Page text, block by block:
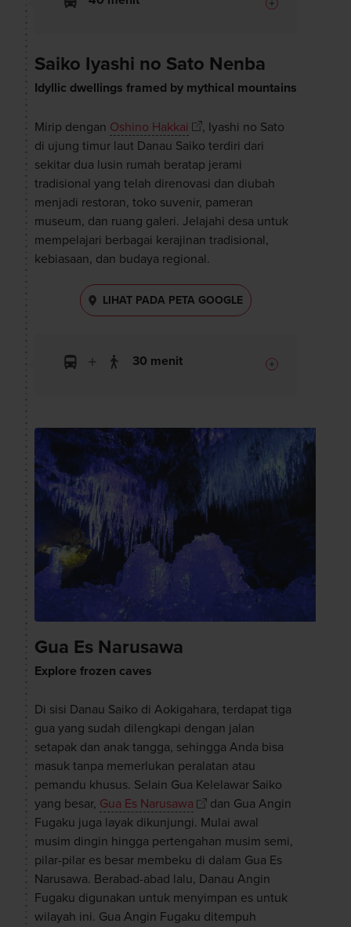
Saiko Iyashi no Sato Nenba
Idyllic dwellings framed by mythical mountains
Mirip dengan Oshino Hakkai
, Iyashi no Sato
di ujung timur laut Danau Saiko terdiri dari
sekitar dua lusin rumah beratap jerami
tradisional yang telah direnovasi dan diubah
menjadi restoran, toko suvenir, pameran
museum, dan ruang galeri. Jelajahi desa untuk
mempelajari berbagai kerajinan tradisional,
kebiasaan, dan budaya regional.
LIHAT PADA PETA GOOGLE
30 menit
Gua Es Narusawa
Explore frozen caves
Di sisi Danau Saiko di Aokigahara, terdapat tiga
gua yang sudah dilengkapi dengan jalan
setapak dan anak tangga, sehingga Anda bisa
masuk tanpa memerlukan peralatan atau
pemandu khusus. Selain Gua Kelelawar Saiko
yang besar, Gua Es Narusawa
dan Gua Angin
Fugaku juga layak dikunjungi. Mulai awal
musim dingin hingga pertengahan musim semi,
pilar-pilar es besar membeku di dalam Gua Es
Narusawa. Berabad-abad lalu, Danau Angin
Fugaku digunakan untuk menyimpan es untuk
wilayah ini. Gua Angin Fugaku ditempuh